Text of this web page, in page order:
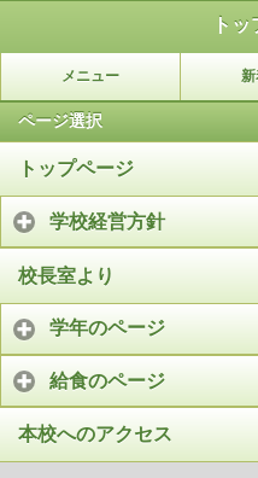
ト
メニュー
ページ選択
トップページ
学校経営方針
校長室より
学年のページ
給食のページ
本校へのアクセス